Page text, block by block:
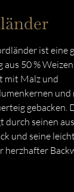
ist eine
aus 50 %
mit Malz und
und
gebacken.
durch seinen
und seine
herzhafter